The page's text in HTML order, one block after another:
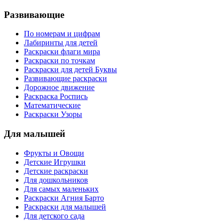
Развивающие
По номерам и цифрам
Лабиринты для детей
Раскраски флаги мира
Раскраски по точкам
Раскраски для детей Буквы
Развивающие раскраски
Дорожное движение
Раскраска Роспись
Математические
Раскраски Узоры
Для малышей
Фрукты и Овощи
Детские Игрушки
Детские раскраски
Для дошкольников
Для самых маленьких
Раскраски Агния Барто
Раскраски для малышей
Для детского сада